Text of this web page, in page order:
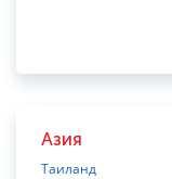
Азия
Таиланд